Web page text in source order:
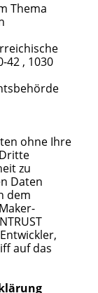
Thema
42 , 1030
ohne Ihre
zu
Daten
dem
auf das